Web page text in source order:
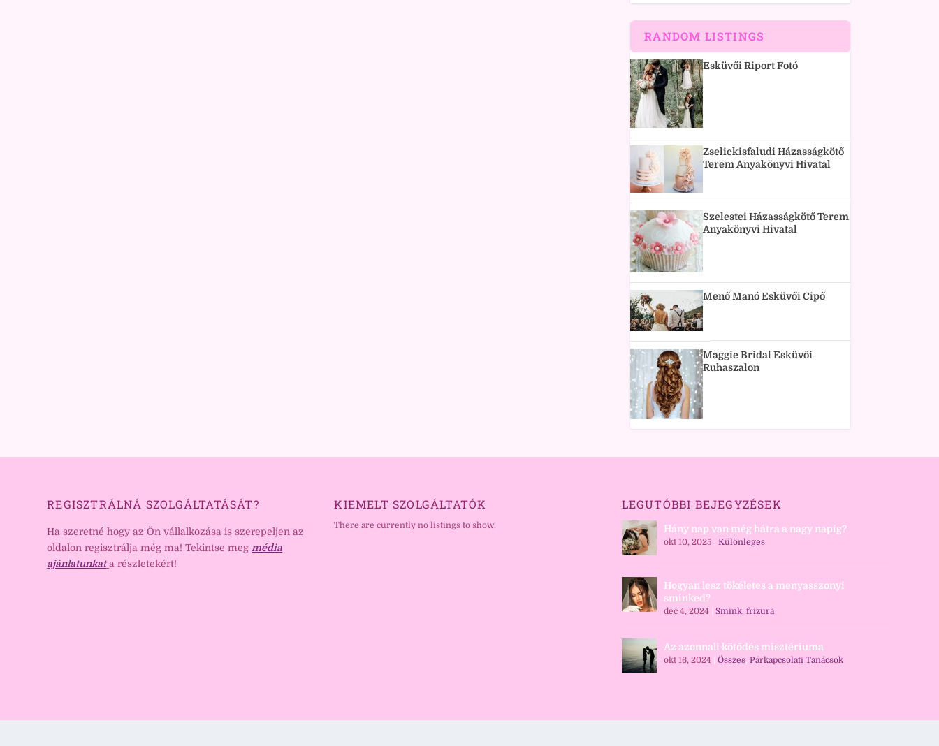
RANDOM LISTINGS
Esküvői Riport Fotó
Zselickisfaludi Házasságkötő
Terem Anyakönyvi Hivatal
Szelestei Házasságkötő Terem
Anyakönyvi Hivatal
Menő Manó Esküvői Cipő
Maggie Bridal Esküvői
Ruhaszalon
REGISZTRÁLNÁ SZOLGÁLTATÁSÁT?
Ha szeretné hogy az Ön vállalkozása is szerepeljen az
oldalon regisztrálja még ma! Tekintse meg média
ajánlatunkat a részletekért!
KIEMELT SZOLGÁLTATÓK
There are currently no listings to show.
LEGUTÓBBI BEJEGYZÉSEK
Hány nap van még hátra a nagy napig?
okt 10, 2025 Különleges
Hogyan lesz tökéletes a menyasszonyi
sminked?
dec 4, 2024 Smink, frizura
Az azonnali kötődés misztériuma
okt 16, 2024 Összes, Párkapcsolati Tanácsok